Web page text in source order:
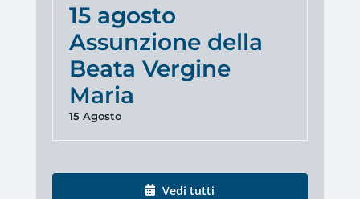
15 agosto
Assunzione della
Beata Vergine
Maria
15 Agosto
Vedi tutti